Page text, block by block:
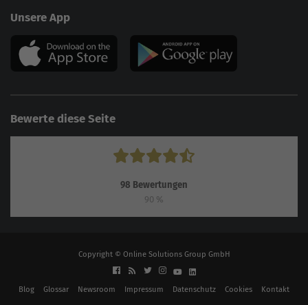
Unsere App
Bewerte diese Seite
98 Bewertungen
90 %
Copyright © Online Solutions Group GmbH
Blog Glossar Newsroom Impressum Datenschutz Cookies Kontakt